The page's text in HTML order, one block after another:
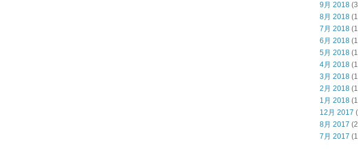
9月 2018
8月 2018
7月 2018
6月 2018
5月 2018
4月 2018
3月 2018
2月 2018
1月 2018
12月 2017
8月 2017
7月 2017